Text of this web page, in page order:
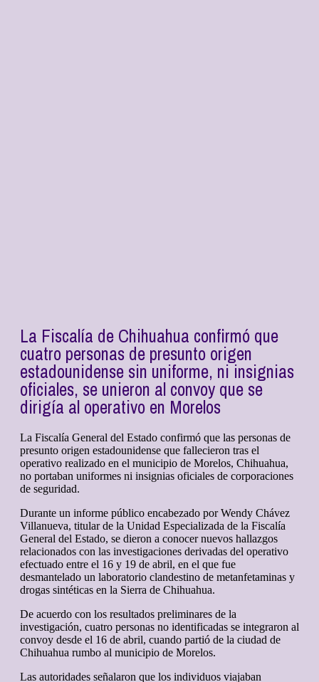
La Fiscalía de Chihuahua confirmó que
cuatro personas de presunto origen
estadounidense sin uniforme, ni insignias
oficiales, se unieron al convoy que se
dirigía al operativo en Morelos
La Fiscalía General del Estado confirmó que las personas de
presunto origen estadounidense que fallecieron tras el
operativo realizado en el municipio de Morelos, Chihuahua,
no portaban uniformes ni insignias oficiales de corporaciones
de seguridad.
Durante un informe público encabezado por Wendy Chávez
Villanueva, titular de la Unidad Especializada de la Fiscalía
General del Estado, se dieron a conocer nuevos hallazgos
relacionados con las investigaciones derivadas del operativo
efectuado entre el 16 y 19 de abril, en el que fue
desmantelado un laboratorio clandestino de metanfetaminas y
drogas sintéticas en la Sierra de Chihuahua.
De acuerdo con los resultados preliminares de la
investigación, cuatro personas no identificadas se integraron al
convoy desde el 16 de abril, cuando partió de la ciudad de
Chihuahua rumbo al municipio de Morelos.
Las autoridades señalaron que los individuos viajaban